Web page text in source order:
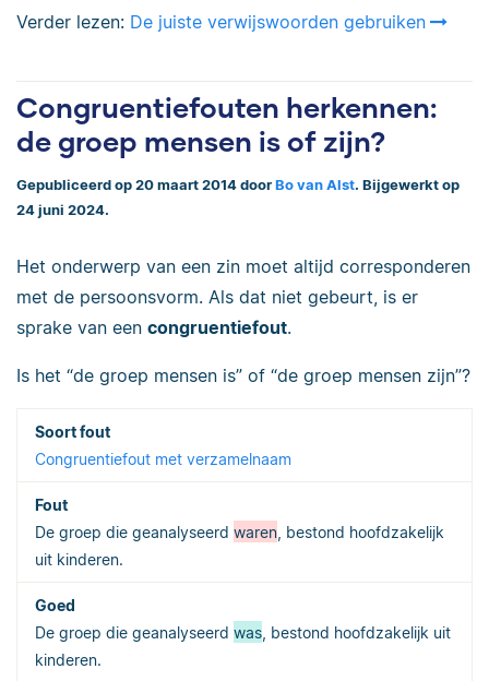
Verder lezen: De juiste verwijswoorden gebruiken
Congruentiefouten herkennen:
de groep mensen is of zijn?
Gepubliceerd op 20 maart 2014 door Bo van Alst. Bijgewerkt op
24 juni 2024.
Het onderwerp van een zin moet altijd corresponderen
met de persoonsvorm. Als dat niet gebeurt, is er
sprake van een congruentiefout.
Is het “de groep mensen is” of “de groep mensen zijn”?
Congruentiefout met verzamelnaam
De groep die geanalyseerd waren , bestond hoofdzakelijk
uit kinderen.
De groep die geanalyseerd was , bestond hoofdzakelijk uit
kinderen.